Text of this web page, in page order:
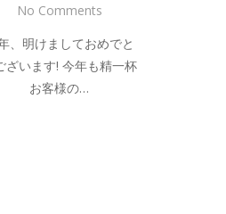
No Comments
、明けましておめでと
ざいます! 今年も精一杯
お客様の…